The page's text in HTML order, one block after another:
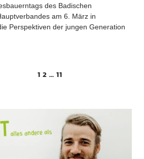
des Badischen
am 6. März in
Perspektiven der jungen Generation
1 2 … 11